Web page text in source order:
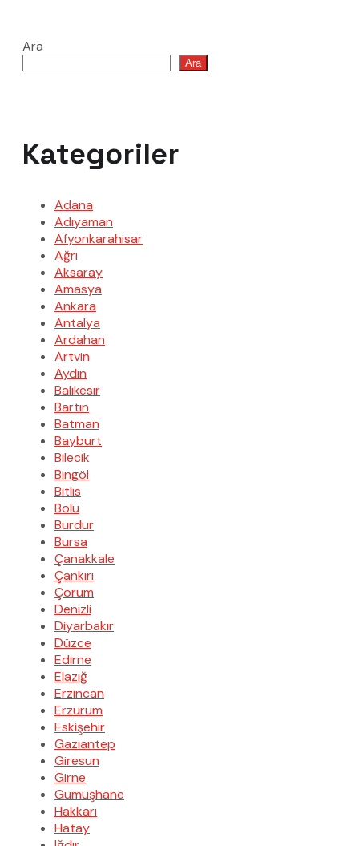
Ara
Ara
Kategoriler
Adana
Adıyaman
Afyonkarahisar
Ağrı
Aksaray
Amasya
Ankara
Antalya
Ardahan
Artvin
Aydın
Balıkesir
Bartın
Batman
Bayburt
Bilecik
Bingöl
Bitlis
Bolu
Burdur
Bursa
Çanakkale
Çankırı
Çorum
Denizli
Diyarbakır
Düzce
Edirne
Elazığ
Erzincan
Erzurum
Eskişehir
Gaziantep
Giresun
Girne
Gümüşhane
Hakkari
Hatay